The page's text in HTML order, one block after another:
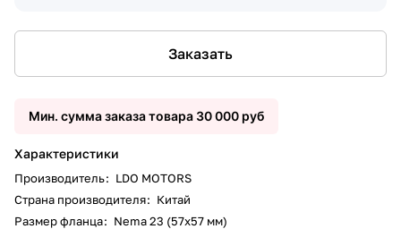
Заказать
Мин. сумма заказа товара 30 000 руб
Характеристики
Производитель: LDO MOTORS
Страна производителя: Китай
Размер фланца: Nema 23 (57x57 мм)